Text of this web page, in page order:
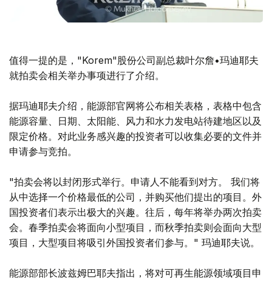
值得一提的是，"Korem"股份公司副总裁叶尔詹•玛迪耶夫
就拍卖会相关举办事项进行了介绍。
据玛迪耶夫介绍，能源部官网将公布相关表格，表格中包含
能源容量、日期、太阳能、风力和水力发电站待建地区以及
限定价格。对此业务感兴趣的投资者可以收集必要的文件并
申请参与竞拍。
"拍卖会将以封闭形式举行。申请人不能看到对方。 我们将
从中选择一个价格最低的公司，并购买他们提出的项目。外
国投资者们表示出极大的兴趣。往后，每年将举办两次拍卖
会。春季拍卖会将面向小型项目，而秋季拍卖则会面向大型
项目，大型项目将吸引外国投资者们参与。" 玛迪耶夫说。
能源部部长波兹姆巴耶夫指出，将对可再生能源领域项目申